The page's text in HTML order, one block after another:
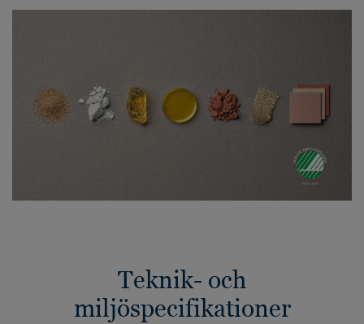
Teknik- och
miljöspecifikationer